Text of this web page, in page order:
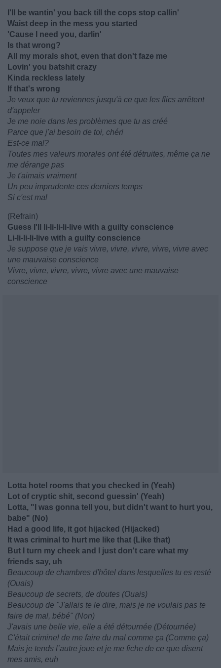
I'll be wantin' you back till the cops stop callin'
Waist deep in the mess you started
'Cause I need you, darlin'
Is that wrong?
All my morals shot, even that don't faze me
Lovin' you batshit crazy
Kinda recklеss lately
If that's wrong
Je veux que tu reviennes jusqu'à ce que les flics arrêtent
d'appeler
Je me noie dans les problèmes que tu as créé
Parce que j'ai besoin de toi, chéri
Est-ce mal?
Toutes mes valeurs morales ont été détruites, même ça ne
me dérange pas
Je t'aimais vraiment
Un peu imprudente ces derniers temps
Si c'est mal
(Refrain)
Guess I'll li-li-li-li-live with a guilty consciеnce
Li-li-li-li-live with a guilty conscience
Je suppose que je vais vivre, vivre, vivre, vivre, vivre avec
une mauvaise conscience
Vivre, vivre, vivre, vivre, vivre avec une mauvaise
conscience
Lotta hotel rooms that you checked in (Yeah)
Lot of cryptic shit, second guessin' (Yeah)
Lotta, "I was gonna tell you, but didn't want to hurt you,
babe" (No)
Had a good life, it got hijacked (Hijacked)
It was criminal to hurt me like that (Like that)
But I turn my cheek and I just don't care what my
friends say, uh
Beaucoup de chambres d'hôtel dans lesquelles tu es resté
(Ouais)
Beaucoup de secrets, de doutes (Ouais)
Beaucoup de "J'allais te le dire, mais je ne voulais pas te
faire de mal, bébé" (Non)
J'avais une belle vie, elle a été détournée (Détournée)
C'était criminel de me faire du mal comme ça (Comme ça)
Mais je tends l’autre joue et je me fiche de ce que disent
mes amis, euh